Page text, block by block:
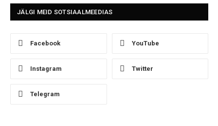
JÄLGI MEID SOTSIAALMEEDIAS
Facebook YouTube
Instagram Twitter
Telegram